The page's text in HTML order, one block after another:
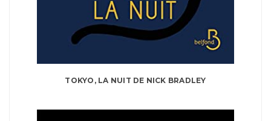
TOKYO, LA NUIT DE NICK BRADLEY